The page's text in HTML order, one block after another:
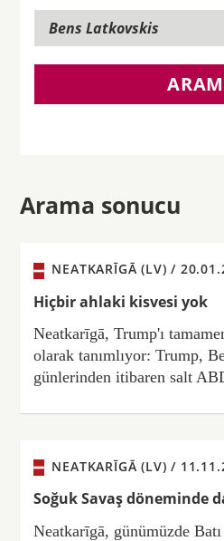
Arama sonucu
NEATKARĪGĀ (LV) /
Hiçbir ahlaki kisvesi yok
Neatkarīgā, Trump'ı
olarak tanımlıyor: Trump,
günlerinden itibaren salt
NEATKARĪGĀ (LV) /
Soğuk Savaş döneminde
Neatkarīgā, günümüzde